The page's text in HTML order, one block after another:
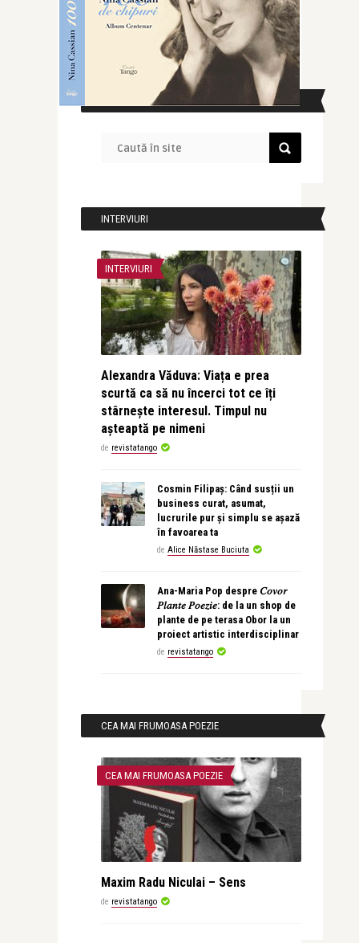
CAUTĂ ÎN SITE
INTERVIURI
INTERVIURI
Alexandra Văduva: Viața e prea
scurtă ca să nu încerci tot ce îți
stârnește interesul. Timpul nu
așteaptă pe nimeni
de revistatango
Cosmin Filipaș: Când susții un
business curat, asumat,
lucrurile pur și simplu se așază
în favoarea ta
de Alice Năstase Buciuta
Ana-Maria Pop despre 𝐶𝑜𝑣𝑜𝑟
𝑃𝑙𝑎𝑛𝑡𝑒 𝑃𝑜𝑒𝑧𝑖𝑒: de la un shop de
plante de pe terasa Obor la un
proiect artistic interdisciplinar
de revistatango
CEA MAI FRUMOASA POEZIE
CEA MAI FRUMOASA POEZIE
Maxim Radu Niculai – Sens
de revistatango